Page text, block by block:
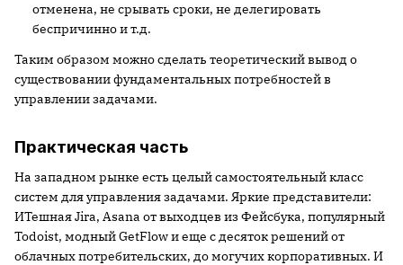
отменена, не срывать сроки, не делегировать
беспричинно и т.д.
Таким образом можно сделать теоретический вывод о
существовании фундаментальных потребностей в
управлении задачами.
Практическая часть
На западном рынке есть целый самостоятельный класс
систем для управления задачами. Яркие представители:
ИТешная Jira, Asana от выходцев из Фейсбука, популярный
Todoist, модный GetFlow и еще с десяток решений от
облачных потребительских, до могучих корпоративных. И